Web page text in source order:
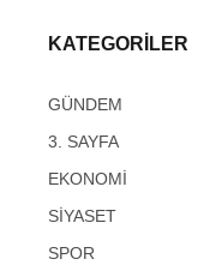
KATEGORİLER
GÜNDEM
3. SAYFA
EKONOMİ
SİYASET
SPOR